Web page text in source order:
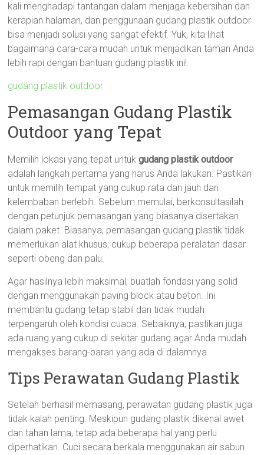
kali menghadapi tantangan dalam menjaga kebersihan dan
kerapian halaman, dan penggunaan gudang plastik outdoor
bisa menjadi solusi yang sangat efektif. Yuk, kita lihat
bagaimana cara-cara mudah untuk menjadikan taman Anda
lebih rapi dengan bantuan gudang plastik ini!
gudang plastik outdoor
Pemasangan Gudang Plastik
Outdoor yang Tepat
Memilih lokasi yang tepat untukgudang plastik outdoor
adalah langkah pertama yang harus Anda lakukan. Pastikan
untuk memilih tempat yang cukup rata dan jauh dari
kelembaban berlebih. Sebelum memulai, berkonsultasilah
dengan petunjuk pemasangan yang biasanya disertakan
dalam paket. Biasanya, pemasangan gudang plastik tidak
memerlukan alat khusus; cukup beberapa peralatan dasar
seperti obeng dan palu.
Agar hasilnya lebih maksimal, buatlah fondasi yang solid
dengan menggunakan paving block atau beton. Ini
membantu gudang tetap stabil dan tidak mudah
terpengaruh oleh kondisi cuaca. Sebaiknya, pastikan juga
ada ruang yang cukup di sekitar gudang agar Anda mudah
mengakses barang-baran yang ada di dalamnya.
Tips Perawatan Gudang Plastik
Setelah berhasil memasang, perawatan gudang plastik juga
tidak kalah penting. Meskipun gudang plastik dikenal awet
dan tahan lama, tetap ada beberapa hal yang perlu
diperhatikan. Cuci secara berkala menggunakan air sabun